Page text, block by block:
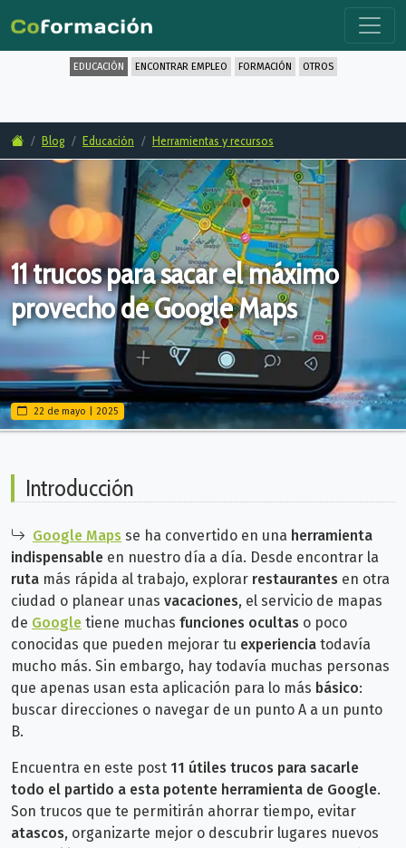
EDUCACIÓN ENCONTRAR EMPLEO FORMACIÓN OTROS
Blog Educación Herramientas y recursos
11 trucos para sacar el máximo
provecho de Google Maps
22 de mayo | 2025
Introducción
Google Maps se ha convertido en una herramienta
indispensable en nuestro día a día. Desde encontrar la
ruta más rápida al trabajo, explorar restaurantes en otra
ciudad o planear unas vacaciones, el servicio de mapas
de Google tiene muchas funciones ocultas o poco
conocidas que pueden mejorar tu experiencia todavía
mucho más. Sin embargo, hay todavía muchas personas
que apenas usan esta aplicación para lo más básico:
buscar direcciones o navegar de un punto A a un punto
B.
Encuentra en este post 11 útiles trucos para sacarle
todo el partido a esta potente herramienta de Google.
Son trucos que te permitirán ahorrar tiempo, evitar
atascos, organizarte mejor o descubrir lugares nuevos